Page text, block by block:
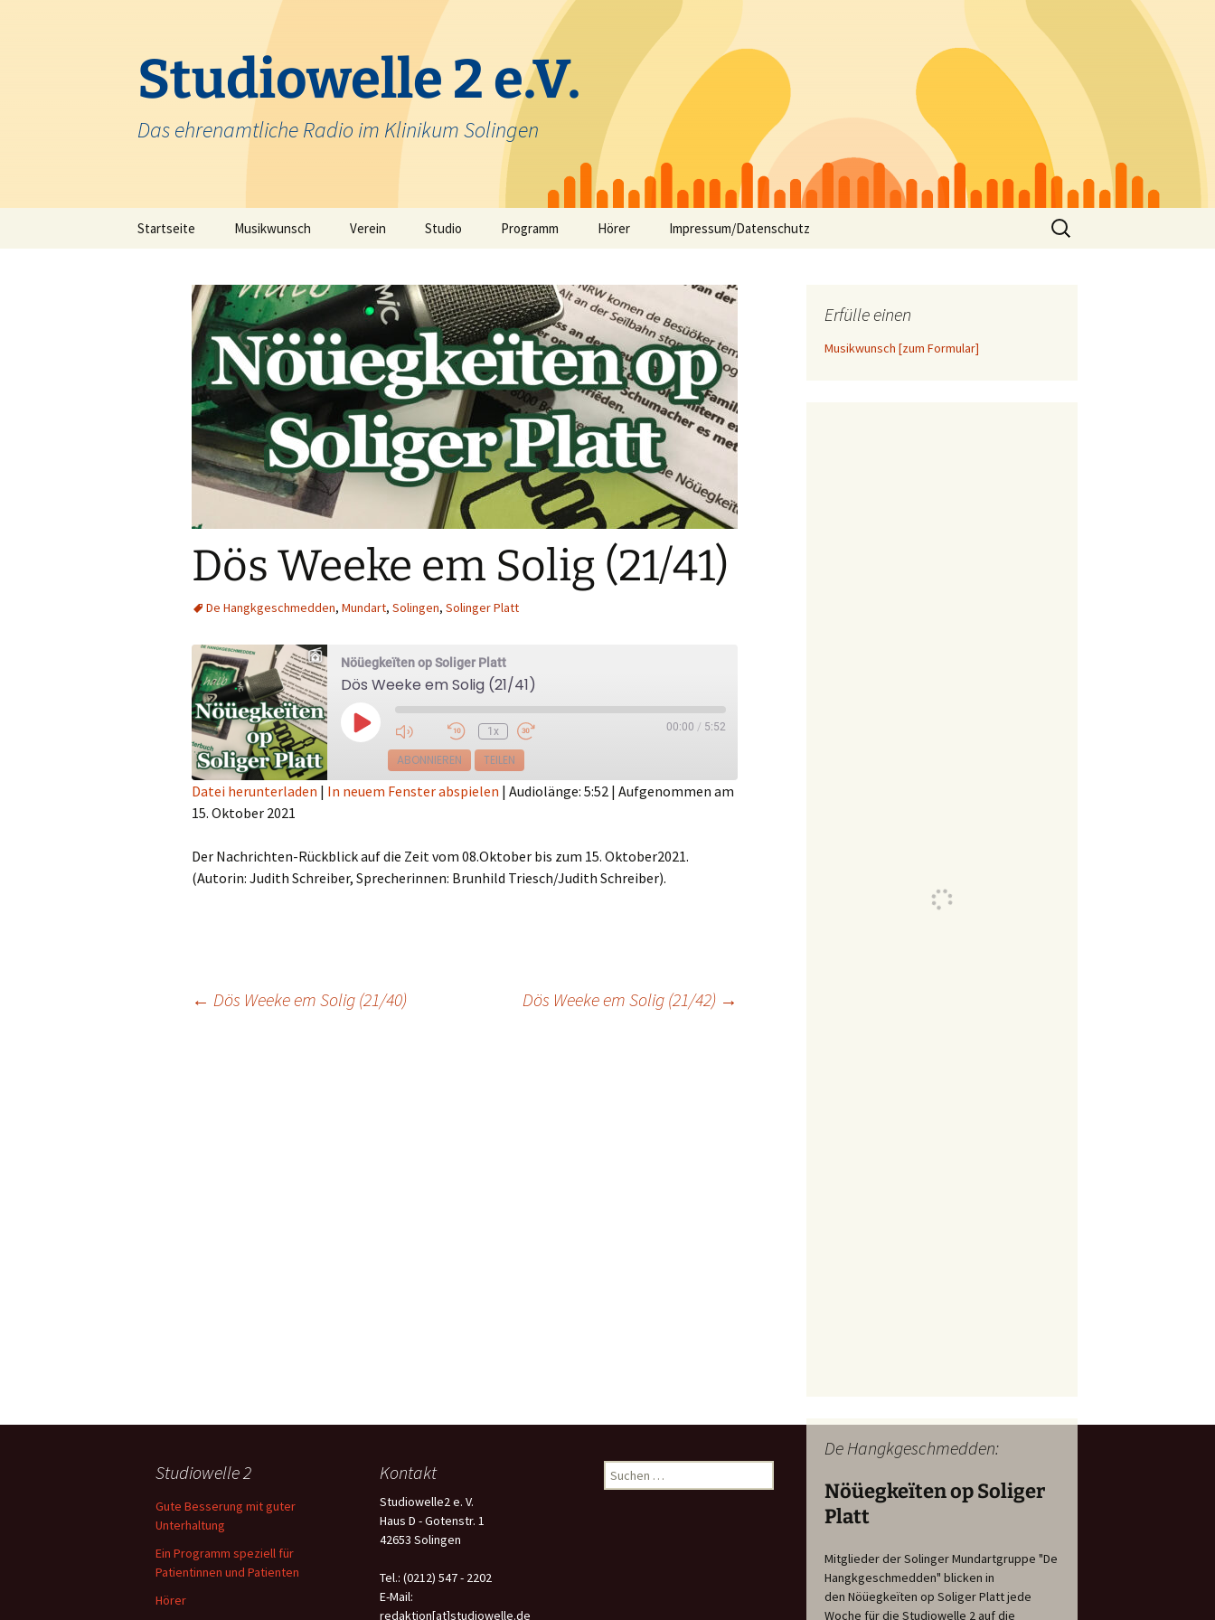
Studiowelle 2 e.V.
Das ehrenamtliche Radio im Klinikum Solingen
Startseite Musikwunsch Verein
Krankenhausfunk
Studio Programm
Platt – aktuelle Mundart
Jeck im Klinikum
TV-Angebot
Hörer Impressum/Datenschutz
Suchen
nach:
Dös Weeke em Solig (21/41)
De Hangkgeschmedden, Mundart, Solingen, Solinger Platt
Nöüegkeïten op Soliger Platt
Dös Weeke em Solig (21/41)
Play
Episode
1x 00:00 / 5:52
ABONNIEREN TEILEN
TEILEN
LINK
Datei herunterladen | In neuem Fenster abspielen | Audiolänge: 5:52 | Aufgenommen am
15. Oktober 2021
Der Nachrichten-Rückblick auf die Zeit vom 08.Oktober bis zum 15. Oktober2021.
(Autorin: Judith Schreiber, Sprecherinnen: Brunhild Triesch/Judith Schreiber).
Beitragsnavigation
← Dös Weeke em Solig (21/40) Dös Weeke em Solig (21/42) →
Erfülle einen
Musikwunsch [zum Formular]
De Hangkgeschmedden:
Nöüegkeïten op Soliger
Platt
Mitglieder der Solinger Mundartgruppe "De
Hangkgeschmedden" blicken in
den Nöüegkeïten op Soliger Platt jede
Woche für die Studiowelle 2 auf die
Studiowelle 2
Gute Besserung mit guter
Unterhaltung
Ein Programm speziell für
Patientinnen und Patienten
Hörer
Kontakt
Studiowelle2 e. V.
Haus D - Gotenstr. 1
42653 Solingen
Tel.: (0212) 547 - 2202
E-Mail:
redaktion[at]studiowelle.de
Suchen
nach: